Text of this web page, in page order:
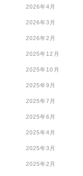
2026年4月
2026年3月
2026年2月
2025年12月
2025年10月
2025年9月
2025年7月
2025年6月
2025年4月
2025年3月
2025年2月